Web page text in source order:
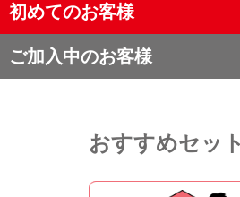
初めてのお客様
ご加入中のお客様
おすすめセッ